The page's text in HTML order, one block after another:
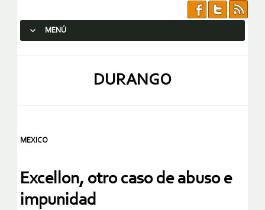
MENÚ
DURANGO
MEXICO
Excellon, otro caso de abuso e
impunidad